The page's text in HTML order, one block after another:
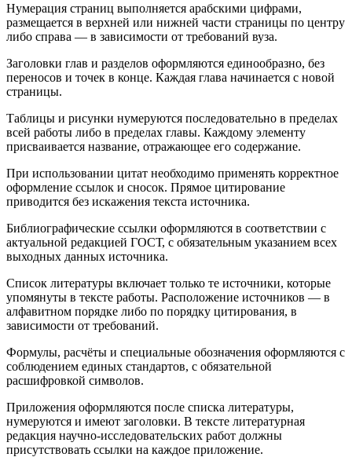
Нумерация страниц выполняется арабскими цифрами,
размещается в верхней или нижней части страницы по центру
либо справа — в зависимости от требований вуза.
Заголовки глав и разделов оформляются единообразно, без
переносов и точек в конце. Каждая глава начинается с новой
страницы.
Таблицы и рисунки нумеруются последовательно в пределах
всей работы либо в пределах главы. Каждому элементу
присваивается название, отражающее его содержание.
При использовании цитат необходимо применять корректное
оформление ссылок и сносок. Прямое цитирование
приводится без искажения текста источника.
Библиографические ссылки оформляются в соответствии с
актуальной редакцией ГОСТ, с обязательным указанием всех
выходных данных источника.
Список литературы включает только те источники, которые
упомянуты в тексте работы. Расположение источников — в
алфавитном порядке либо по порядку цитирования, в
зависимости от требований.
Формулы, расчёты и специальные обозначения оформляются с
соблюдением единых стандартов, с обязательной
расшифровкой символов.
Приложения оформляются после списка литературы,
нумеруются и имеют заголовки. В тексте литературная
редакция научно-исследовательских работ должны
присутствовать ссылки на каждое приложение.